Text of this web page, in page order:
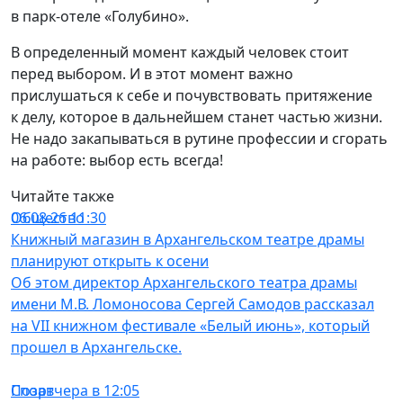
в парк-отеле «Голубино».
В определенный момент каждый человек стоит
перед выбором. И в этот момент важно
прислушаться к себе и почувствовать притяжение
к делу, которое в дальнейшем станет частью жизни.
Не надо закапываться в рутине профессии и сгорать
на работе: выбор есть всегда!
Читайте также
Общество
06.08.26 11:30
Книжный магазин в Архангельском театре драмы
планируют открыть к осени
Об этом директор Архангельского театра драмы
имени М.В. Ломоносова Сергей Самодов рассказал
на VII книжном фестивале «Белый июнь», который
прошел в Архангельске.
Спорт
Позавчера в 12:05